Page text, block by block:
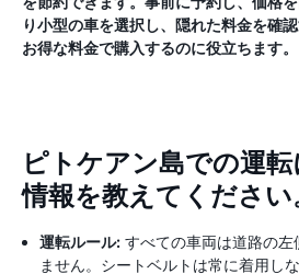
り小型の車を選択し、隠れた料金を確
お得な料金で購入するのに役立ちます。
ピトケアン島での運
情報を教えてください
運転ルール: すべての車両は道路の左
ません。シートベルトは常に着用し